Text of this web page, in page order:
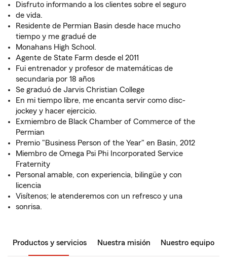
Disfruto informando a los clientes sobre el seguro
de vida.
Residente de Permian Basin desde hace mucho
tiempo y me gradué de
Monahans High School.
Agente de State Farm desde el 2011
Fui entrenador y profesor de matemáticas de
secundaria por 18 años
Se graduó de Jarvis Christian College
En mi tiempo libre, me encanta servir como disc-
jockey y hacer ejercicio.
Exmiembro de Black Chamber of Commerce of the
Permian
Premio "Business Person of the Year" en Basin, 2012
Miembro de Omega Psi Phi Incorporated Service
Fraternity
Personal amable, con experiencia, bilingüe y con
licencia
Visítenos; le atenderemos con un refresco y una
sonrisa.
Productos y servicios Nuestra misión Nuestro equipo